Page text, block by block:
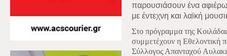
παρουσιάσουν ένα
με έντεχνη και λαϊκή
Στο πρόγραμμα της
συμμετέχουν η Εθελοντική
Σύλλογος Απανταχού